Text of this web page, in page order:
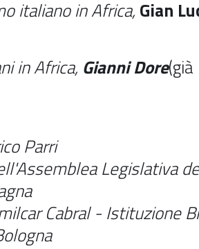
italiano in Africa,Gian
in Africa, Gianni Dore
Parri
Legislativa
Cabral - Istituzione